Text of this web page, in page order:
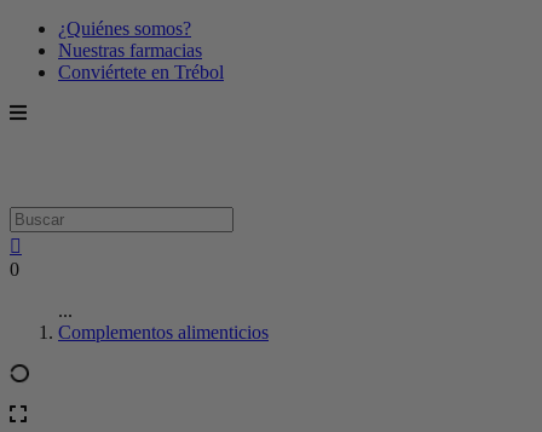
¿Quiénes somos?
Nuestras farmacias
Conviértete en Trébol
0
...
Complementos alimenticios